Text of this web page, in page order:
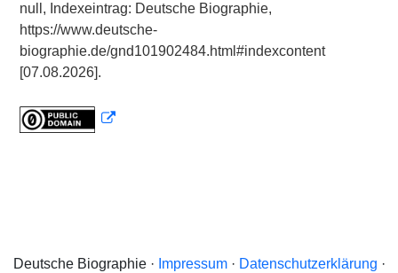
null, Indexeintrag: Deutsche Biographie,
https://www.deutsche-
biographie.de/gnd101902484.html#indexcontent
[07.08.2026].
Deutsche Biographie · Impressum· Datenschutzerklärung ·